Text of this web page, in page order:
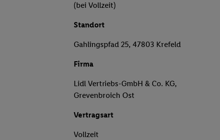
(bei Vollzeit)
Standort
Gahlingspfad 25, 47803 Krefeld
Firma
Lidl Vertriebs-GmbH & Co. KG,
Grevenbroich Ost
Vertragsart
Vollzeit